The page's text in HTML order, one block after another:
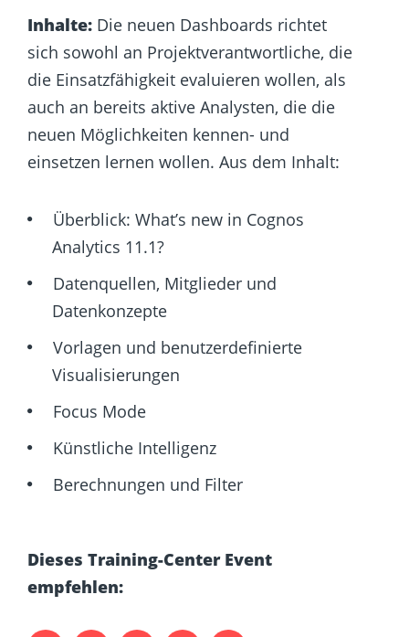
Inhalte: Die neuen Dashboards richtet
sich sowohl an Projektverantwortliche, die
die Einsatzfähigkeit evaluieren wollen, als
auch an bereits aktive Analysten, die die
neuen Möglichkeiten kennen- und
einsetzen lernen wollen. Aus dem Inhalt:
Überblick: What’s new in Cognos
Analytics 11.1?
Datenquellen, Mitglieder und
Datenkonzepte
Vorlagen und benutzerdefinierte
Visualisierungen
Focus Mode
Künstliche Intelligenz
Berechnungen und Filter
Dieses Training-Center Event
empfehlen: